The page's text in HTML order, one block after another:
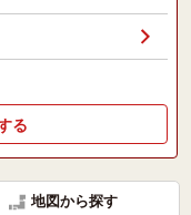
る
地図から探す